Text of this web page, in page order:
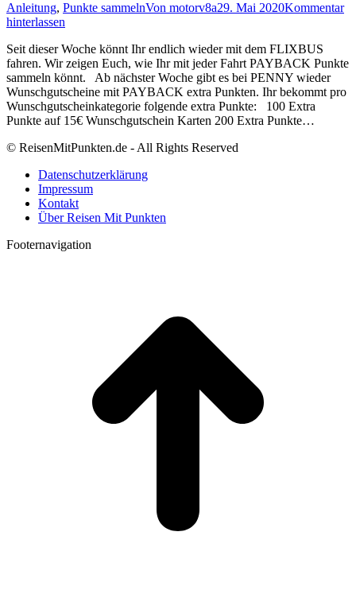
Anleitung, Punkte sammelnVon motorv8a29. Mai 2020Kommentar
hinterlassen
Seit dieser Woche könnt Ihr endlich wieder mit dem FLIXBUS
fahren. Wir zeigen Euch, wie Ihr mit jeder Fahrt PAYBACK Punkte
sammeln könnt. Ab nächster Woche gibt es bei PENNY wieder
Wunschgutscheine mit PAYBACK extra Punkten. Ihr bekommt pro
Wunschgutscheinkategorie folgende extra Punkte: 100 Extra
Punkte auf 15€ Wunschgutschein Karten 200 Extra Punkte…
© ReisenMitPunkten.de - All Rights Reserved
Datenschutzerklärung
Impressum
Kontakt
Über Reisen Mit Punkten
Footernavigation